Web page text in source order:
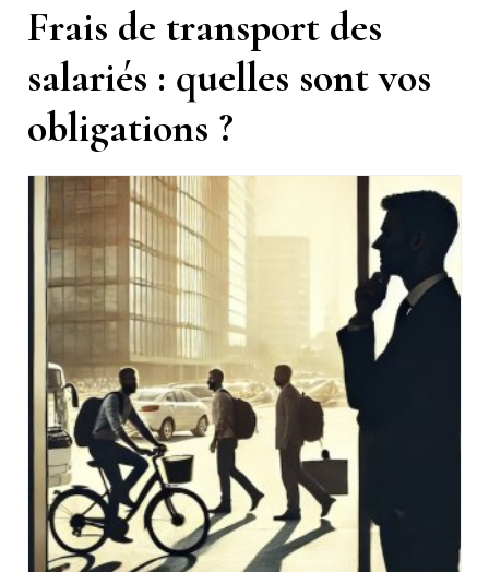
Frais de transport des
salariés : quelles sont vos
obligations ?